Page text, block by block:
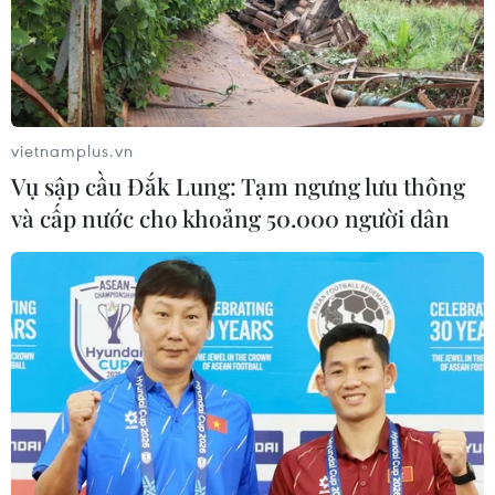
Afghanistan đối mặt khủng hoảng
lương thực nghiêm trọng do thiếu
hụt viện trợ
05/08/2026 06:41
Tổng thống Hàn Quốc nhấn mạnh
duy trì hòa bình trên bán đảo Triều
05/08/2026 05:58
Nhật Bản thúc đẩy phát triển lò phản
ứng modul cỡ nhỏ
05/08/2026 04:59
vietnamplus.vn
Vụ sập cầu Đắk Lung: Tạm ngưng lưu thông
và cấp nước cho khoảng 50.000 người dân